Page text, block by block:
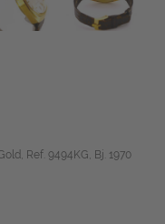
Ref. 9494KG, Bj. 1970